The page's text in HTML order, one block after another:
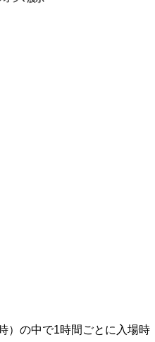
）の中で1時間ごとに入場時